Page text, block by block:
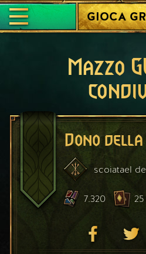
GIOCA
Mazzo
Dono
scoiatael
7.320 25